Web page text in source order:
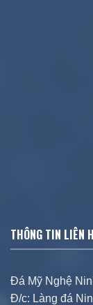
THÔNG TIN LIÊN
Đá Mỹ Nghệ
Đ/c: Làng đá